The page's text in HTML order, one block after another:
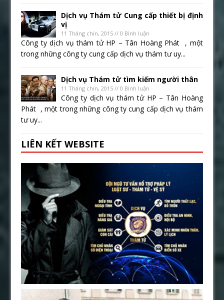
Dịch vụ Thám tử Cung cấp thiết bị định
vị
11 Tháng chín, 2015 // 0 Bình luận
Công ty dịch vụ thám tử HP – Tân Hoàng Phát , một
trong những công ty cung cấp dịch vụ thám tư uy...
Dịch vụ Thám tử tìm kiếm người thân
11 Tháng chín, 2015 // 0 Bình luận
Công ty dịch vụ thám tử HP – Tân Hoàng
Phát , một trong những công ty cung cấp dịch vụ thám
tư uy...
LIÊN KẾT WEBSITE